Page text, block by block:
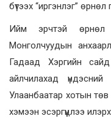
бүтээх “иргэнлэг”
Ийм эрчтэй өрнөл
Монголчуудын
Гадаад Хэргийн
айлчилахад
Улаанбаатар хотын
хэмээн эсэргүүцлээ